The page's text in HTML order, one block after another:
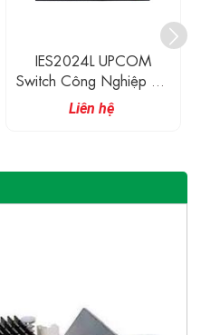
IES1024 3ONEDATA
Switch Ethernet Công
Nghiệp Không Quản Lí
24 Cổng Ethernet
Liên hệ